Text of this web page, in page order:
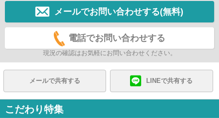
メールでお問い合わせする(無料)
電話でお問い合わせする
現況の確認はお気軽にお問い合わせください。
メールで共有する LINEで共有する
こだわり特集